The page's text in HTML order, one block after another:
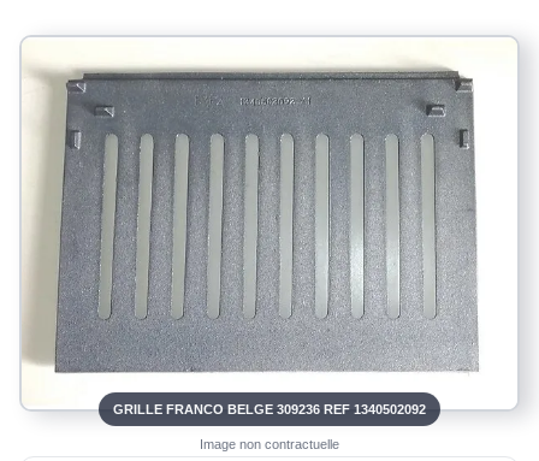
GRILLE FRANCO BELGE 309236 REF 1340502092
Image non contractuelle